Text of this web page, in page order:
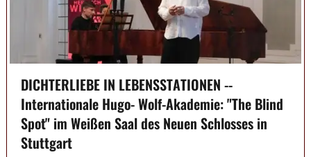
DICHTERLIEBE IN LEBENSSTATIONEN --
Internationale Hugo- Wolf-Akademie: "The Blind
Spot" im Weißen Saal des Neuen Schlosses in
Stuttgart